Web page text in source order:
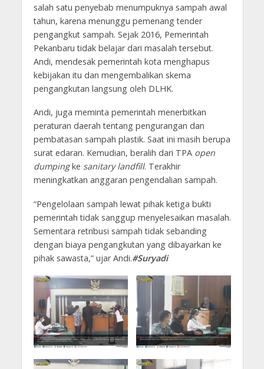
salah satu penyebab menumpuknya sampah awal
tahun, karena menunggu pemenang tender
pengangkut sampah. Sejak 2016, Pemerintah
Pekanbaru tidak belajar dari masalah tersebut.
Andi, mendesak pemerintah kota menghapus
kebijakan itu dan mengembalikan skema
pengangkutan langsung oleh DLHK.
Andi, juga meminta pemerintah menerbitkan
peraturan daerah tentang pengurangan dan
pembatasan sampah plastik. Saat ini masih berupa
surat edaran. Kemudian, beralih dari TPA open
dumpingke sanitary landfill. Terakhir
meningkatkan anggaran pengendalian sampah.
“Pengelolaan sampah lewat pihak ketiga bukti
pemerintah tidak sanggup menyelesaikan masalah.
Sementara retribusi sampah tidak sebanding
dengan biaya pengangkutan yang dibayarkan ke
pihak sawasta,” ujar Andi.#Suryadi